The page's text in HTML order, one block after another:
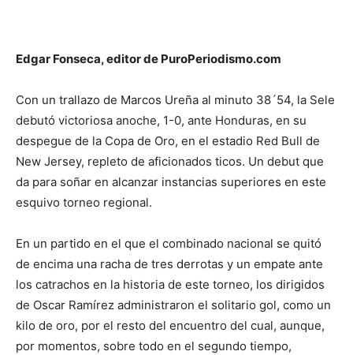
Edgar Fonseca, editor de PuroPeriodismo.com
Con un trallazo de Marcos Ureña al minuto 38´54, la Sele
debutó victoriosa anoche, 1-0, ante Honduras, en su
despegue de la Copa de Oro, en el estadio Red Bull de
New Jersey, repleto de aficionados ticos. Un debut que
da para soñar en alcanzar instancias superiores en este
esquivo torneo regional.
En un partido en el que el combinado nacional se quitó
de encima una racha de tres derrotas y un empate ante
los catrachos en la historia de este torneo, los dirigidos
de Oscar Ramírez administraron el solitario gol, como un
kilo de oro, por el resto del encuentro del cual, aunque,
por momentos, sobre todo en el segundo tiempo,